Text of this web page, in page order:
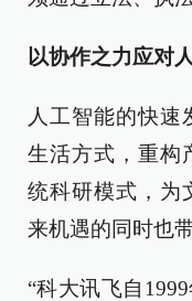
以协作之力应对
人工智能的快速
生活方式，重构
统科研模式，为
来机遇的同时也
“科大讯飞自